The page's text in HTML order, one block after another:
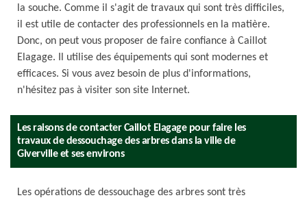
la souche. Comme il s'agit de travaux qui sont très difficiles,
il est utile de contacter des professionnels en la matière.
Donc, on peut vous proposer de faire confiance à Caillot
Elagage. Il utilise des équipements qui sont modernes et
efficaces. Si vous avez besoin de plus d'informations,
n'hésitez pas à visiter son site Internet.
Les raisons de contacter Caillot Elagage pour faire les
travaux de dessouchage des arbres dans la ville de
Giverville et ses environs
Les opérations de dessouchage des arbres sont très